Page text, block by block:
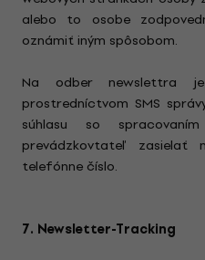
alebo to osobe
oznámiť iným spôsobom.
Na odber newslettra
prostredníctvom SMS
súhlasu so
prevádzkovtateľ zasielať
telefónne číslo.
7. Newsletter-Tracking